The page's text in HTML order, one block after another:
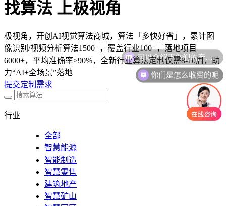
找算法 上极视角
极视角，开创AI视觉算法商城，算法「多快好省」，累计图
像识别/视频分析算法1500+，覆盖行业100+，落地项目
6000+，平均准确率≥90%，全新行业算法定制仅需8-10周，助
力“AI+全场景”落地
提交定制需求
行业
全部
智慧能源
智能制造
智慧零售
建筑地产
智慧矿山
可以介绍下你们的产品么
你们是怎么收费的呢